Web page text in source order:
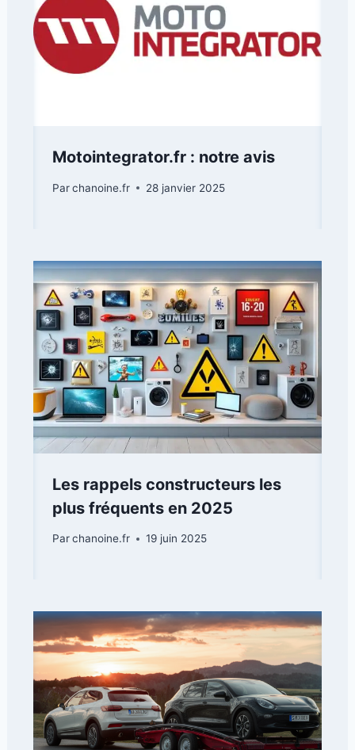
Motointegrator.fr : notre avis
Parchanoine.fr 28 janvier 2025
Les rappels constructeurs les
plus fréquents en 2025
Parchanoine.fr 19 juin 2025